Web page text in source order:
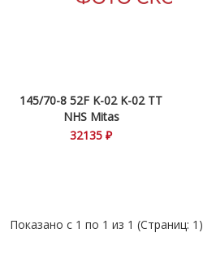
145/70-8 52F K-02 K-02 TT
NHS Mitas
32135 ₽
Показано с 1 по 1 из 1 (Страниц: 1)